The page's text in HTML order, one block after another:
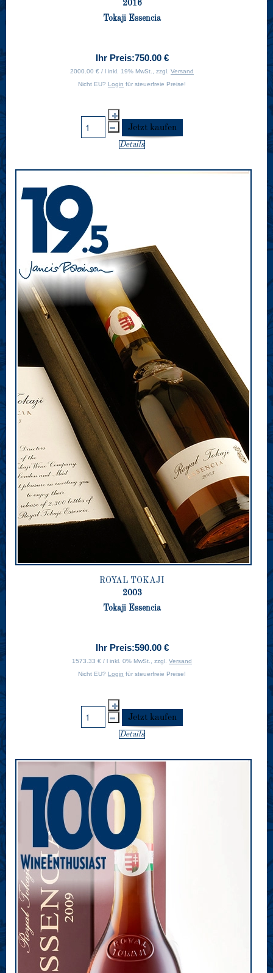
2016
Tokaji Essencia
Ihr Preis:750.00 €
2000.00 € / l inkl. 19% MwSt., zzgl. Versand
Nicht EU? Login für steuerfreie Preise!
Details
ROYAL TOKAJI
2003
Tokaji Essencia
Ihr Preis:590.00 €
1573.33 € / l inkl. 0% MwSt., zzgl. Versand
Nicht EU? Login für steuerfreie Preise!
Details